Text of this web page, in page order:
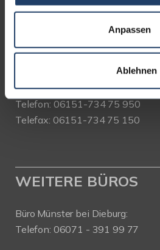
Anpassen
Ablehnen
64289 Darmstadt
Mo. - Fr. 9.00 - 18.00 Uhr
Sa. + So. nach Vereinbarung
Telefon: 06151-734 75 950
Telefax: 06151-734 75 150
WEITERE BÜROS
Büro Münster bei Dieburg:
Telefon: 06071 - 391 99 77